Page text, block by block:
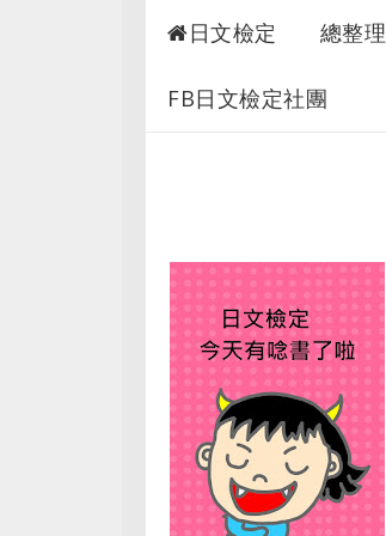
日文檢定 總整理
FB日文檢定社團